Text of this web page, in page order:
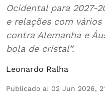
Ocidental para 2027-
e relações com
contra Alemanha e
bola de cristal”.
Leonardo Ralha
Publicado a: 02 Jun 2026,